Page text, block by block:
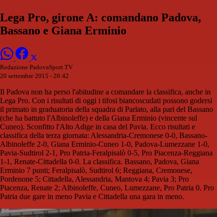
Lega Pro, girone A: comandano Padova,
Bassano e Giana Erminio
Redazione PadovaSport.TV
20 settembre 2015 - 20:42
Il Padova non ha perso l'abitudine a comandare la classifica, anche in
Lega Pro. Con i risultati di oggi i tifosi biancoscudati possono godersi
il primato in graduatoria della squadra di Parlato, alla pari del Bassano
(che ha battuto l'Albinoleffe) e della Giana Erminio (vincente sul
Cuneo). Sconfitto l'Alto Adige in casa del Pavia. Ecco risultati e
classifica della terza giornata: Alessandria-Cremonese 0-0, Bassano-
Albinoleffe 2-0, Giana Erminio-Cuneo 1-0, Padova-Lumezzane 1-0,
Pavia-Sudtirol 2-1, Pro Patria-Feralpisalò 0-5, Pro Piacenza-Reggiana
1-1, Renate-Cittadella 0-0. La classifica. Bassano, Padova, Giana
Erminio 7 punti; Feralpisalò, Sudtirol 6; Reggiana, Cremonese,
Pordenone 5; Cittadella, Alessandria, Mantova 4; Pavia 3; Pro
Piacenza, Renate 2; Albinoleffe, Cuneo, Lumezzane, Pro Patria 0. Pro
Patria due gare in meno Pavia e Cittadella una gara in meno.